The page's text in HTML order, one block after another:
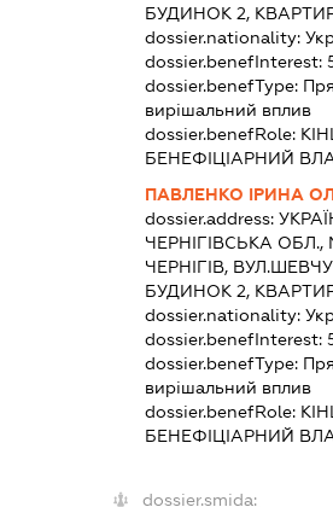
БУДИНОК 2,
dossier.nationality:
dossier.benefInterest:
dossier.benefType:
вирішальний вплив
dossier.benefRole:
БЕНЕФІЦІАРНИЙ
ПАВЛЕНКО ІРИНА
dossier.address:
ЧЕРНІГІВСЬКА ОБЛ.,
ЧЕРНІГІВ,
БУДИНОК 2,
dossier.nationality:
dossier.benefInterest:
dossier.benefType:
вирішальний вплив
dossier.benefRole:
БЕНЕФІЦІАРНИЙ
dossier.smida: